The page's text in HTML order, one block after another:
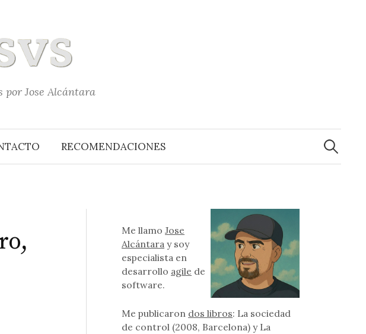
por Jose Alcántara
RECOMENDACIONES
Buscar:
Me llamoJose
Alcántara y soy
especialista en
desarrollo agile de
software.
Me publicaron dos libros: La sociedad
de control (2008, Barcelona) y La